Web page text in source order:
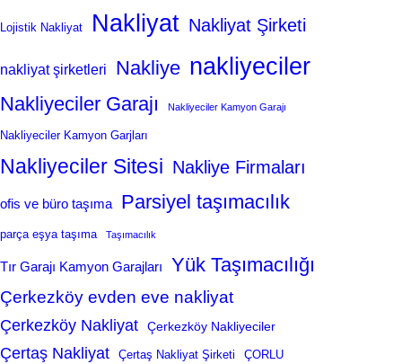
Lojistik Nakliyat Nakliyat Nakliyat Şirketi
nakliyat şirketleri Nakliye nakliyeciler
Nakliyeciler Garajı Nakliyeciler Kamyon Garajı
Nakliyeciler Kamyon Garjları
Nakliyeciler Sitesi Nakliye Firmaları
ofis ve büro taşıma Parsiyel taşımacılık
parça eşya taşıma Taşımacılık
Tır Garajı Kamyon Garajları Yük Taşımacılığı
Çerkezköy evden eve nakliyat
Çerkezköy Nakliyat Çerkezköy Nakliyeciler
Çertaş Nakliyat Çertaş Nakliyat Şirketi ÇORLU